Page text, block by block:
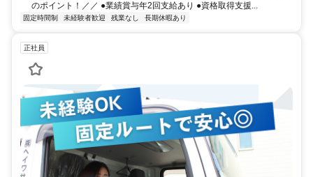
のポイント！／／ ●業績賞与年2回支給あり ●資格取得支援...
固定時間制 未経験者歓迎 残業なし 長期休暇あり
正社員